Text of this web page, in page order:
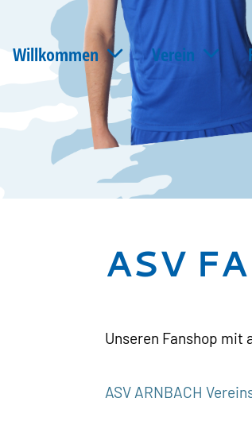
Willkommen Verein
ASV
Unseren Fanshop mit
ASV ARNBACH